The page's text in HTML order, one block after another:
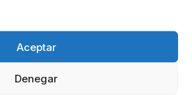
Aceptar
Denegar
no es el actual. No vamos a
España necesita más que
representa hoy el PP de